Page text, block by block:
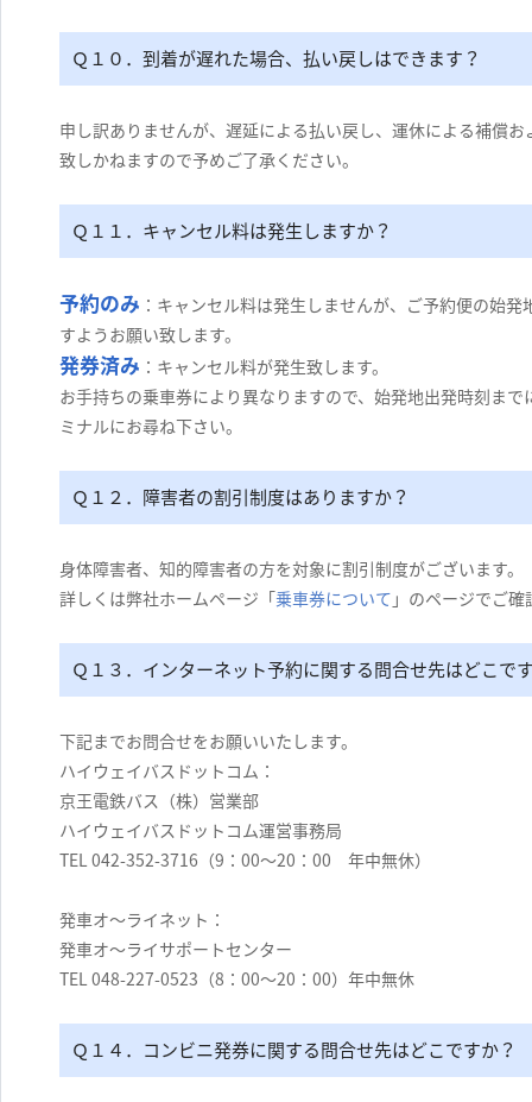
Ｑ１０．到着が遅れた場合、払い戻しはできます？
申し訳ありませんが、遅延による払い戻し、運休による補償
致しかねますので予めご了承ください。
Ｑ１１．キャンセル料は発生しますか？
予約のみ ：キャンセル料は発生しませんが、ご予約便の始
すようお願い致します。
発券済み ：キャンセル料が発生致します。
お手持ちの乗車券により異なりますので、始発地出発時刻ま
ミナルにお尋ね下さい。
Ｑ１２．障害者の割引制度はありますか？
身体障害者、知的障害者の方を対象に割引制度がございます。
詳しくは弊社ホームページ「乗車券について 」のページでご
Ｑ１３．インターネット予約に関する問合せ先はどこで
下記までお問合せをお願いいたします。
ハイウェイバスドットコム：
京王電鉄バス（株）営業部
ハイウェイバスドットコム運営事務局
TEL 042-352-3716（9：00～20：00 年中無休）
発車オ～ライネット：
発車オ～ライサポートセンター
TEL 048-227-0523（8：00～20：00）年中無休
Ｑ１４．コンビニ発券に関する問合せ先はどこですか？